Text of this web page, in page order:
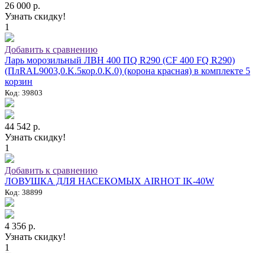
26 000 р.
Узнать скидку!
1
Добавить к сравнению
Ларь морозильный ЛВН 400 ПQ R290 (СF 400 FQ R290)
(ПлRAL9003,0.K.5кор.0.K.0) (корона красная) в комплекте 5
корзин
Код: 39803
44 542 р.
Узнать скидку!
1
Добавить к сравнению
ЛОВУШКА ДЛЯ НАСЕКОМЫХ AIRHOT IK-40W
Код: 38899
4 356 р.
Узнать скидку!
1